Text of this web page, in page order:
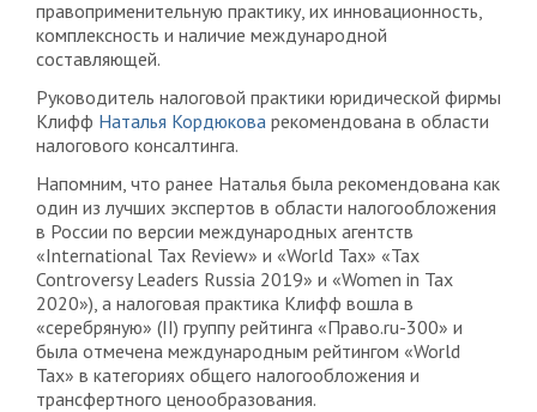
правоприменительную практику, их инновационность,
комплексность и наличие международной
составляющей.
Руководитель налоговой практики юридической фирмы
Клифф Наталья Кордюкова рекомендована в области
налогового консалтинга.
Напомним, что ранее Наталья была рекомендована как
один из лучших экспертов в области налогообложения
в России по версии международных агентств
«International Tax Review» и «World Tax» «Tax
Controversy Leaders Russia 2019» и «Women in Tax
2020»), а налоговая практика Клифф вошла в
«серебряную» (II) группу рейтинга «Право.ru-300» и
была отмечена международным рейтингом «World
Tax» в категориях общего налогообложения и
трансфертного ценообразования.